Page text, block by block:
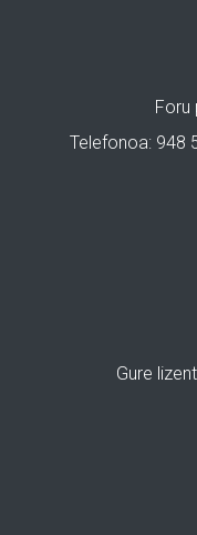
Foru
Telefonoa: 948
Gure